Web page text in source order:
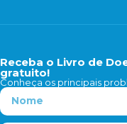
Receba o Livro de
gratuito!
Conheça os principais